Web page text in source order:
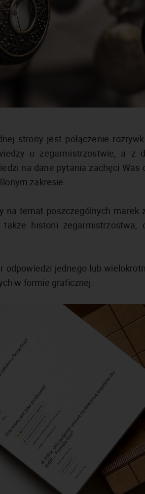
strony jest połączenie
o zegarmistrzostwie, a z
na dane pytania zachęci
zakresie.
na temat poszczególnych
historii zegarmistrzostwa,
odpowiedzi jednego lub
w formie graficznej.